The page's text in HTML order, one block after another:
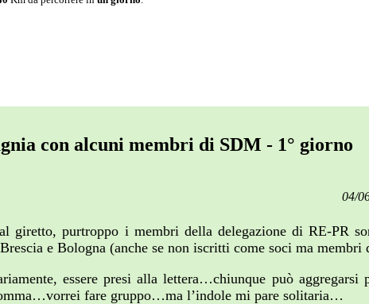
con alcuni membri di SDM - 1° giorno
04/
giretto, purtroppo i membri della delegazione di RE-PR
e Bologna (anche se non iscritti come soci ma
essere presi alla lettera…chiunque può
fare gruppo…ma l’indole mi pare solitaria…